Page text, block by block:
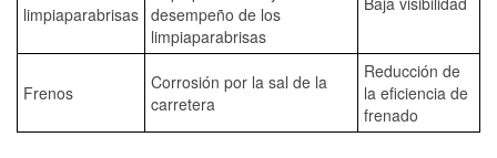
limpiaparabrisas desempeño de los
limpiaparabrisas
Frenos
Corrosión por la sal de la
carretera
Reducción de
la eficiencia de
frenado